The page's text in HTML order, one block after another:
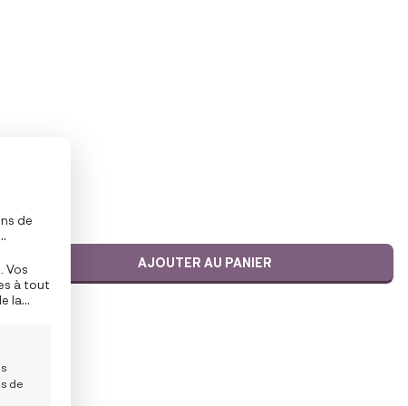
de
Vos
à tout
la
de
AJOUTER AU PANIER